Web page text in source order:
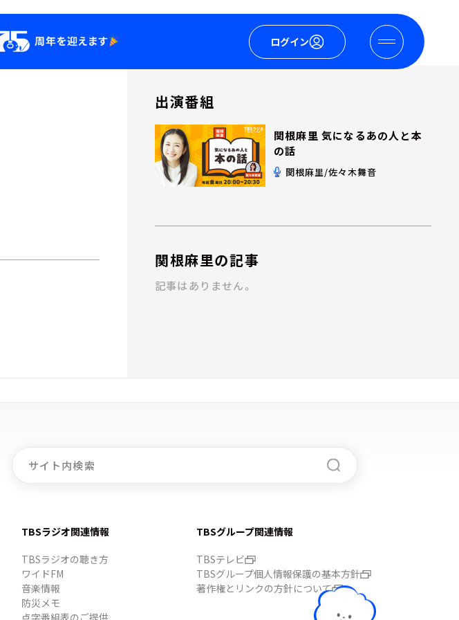
ログイン
出演番組
関根麻里 気になるあの人と本
の話
関根麻里/佐々木舞音
関根麻里の記事
記事はありません。
TBSラジオ関連情報
TBSラジオの聴き方
ワイドFM
音楽情報
防災メモ
点字番組表のご提供
TBSグループ関連情報
TBSテレビ
TBSグループ個人情報保護の基本方針
著作権とリンクの方針について